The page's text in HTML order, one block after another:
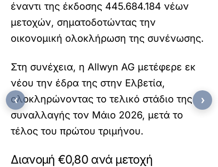
έναντι της έκδοσης 445.684.184 νέων
μετοχών, σηματοδοτώντας την
οικονομική ολοκλήρωση της συνένωσης.
Στη συνέχεια, η Allwyn AG μετέφερε εκ
νέου την έδρα της στην Ελβετία,
ολοκληρώνοντας το τελικό στάδιο της
συναλλαγής τον Μάιο 2026, μετά το
τέλος του πρώτου τριμήνου.
Διανομή €0,80 ανά μετοχή
‹ ›